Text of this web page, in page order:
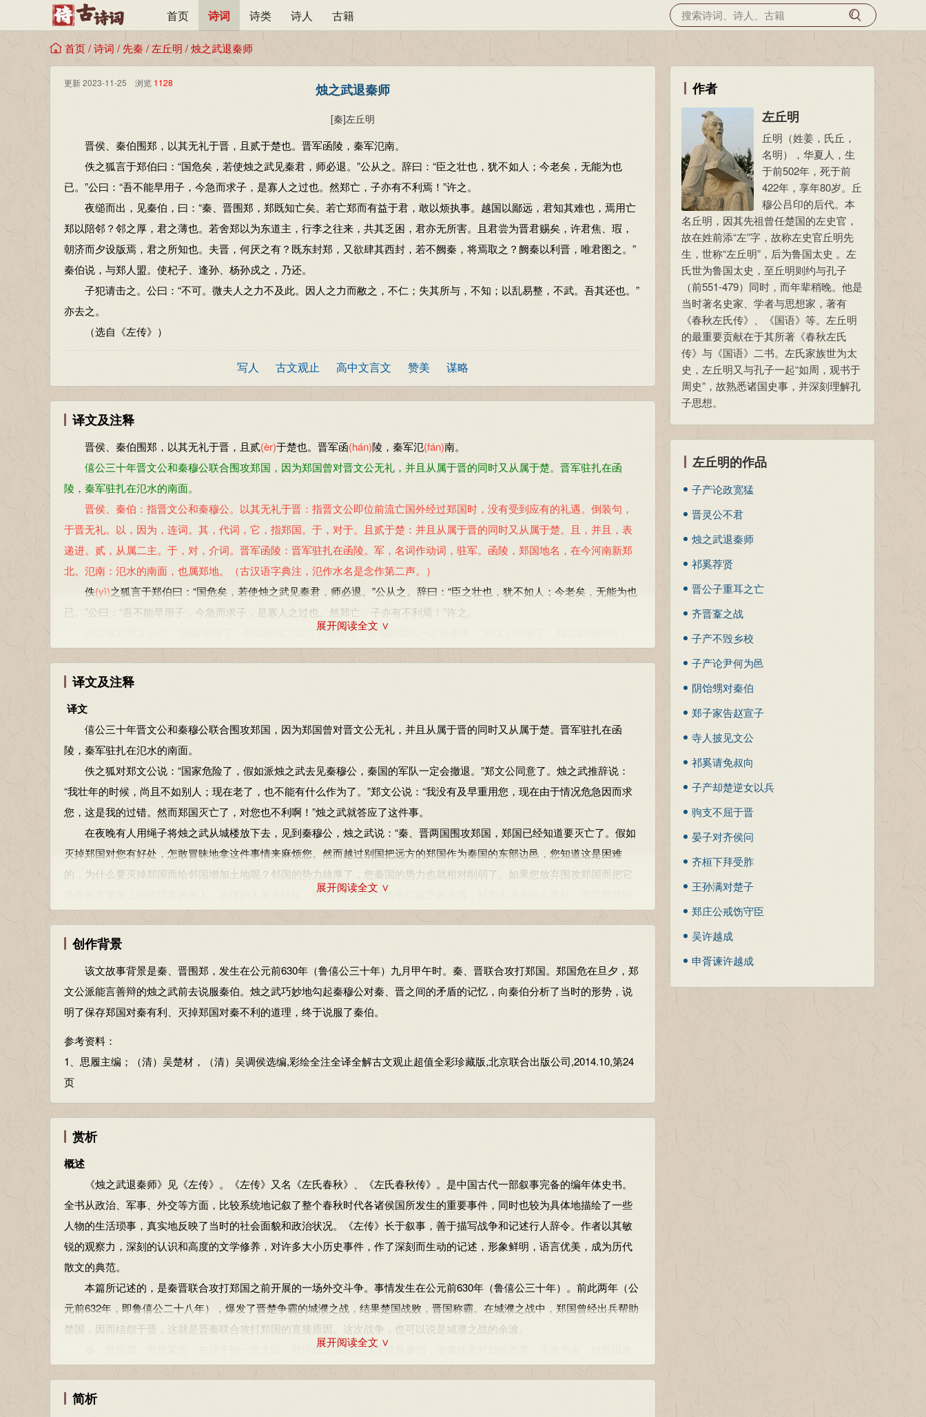
首页 诗词 诗类 诗人 古籍
首页/诗词 / 先秦 / 左丘明 /烛之武退秦师
更新 2023-11-25 浏览 1128 烛之武退秦师
[秦]左丘明
晋侯、秦伯围郑，以其无礼于晋，且贰于楚也。晋军函陵，秦军氾南。
佚之狐言于郑伯曰：“国危矣，若使烛之武见秦君，师必退。”公从之。辞曰：“臣之壮也，犹不如人；今老矣，无能为也
已。”公曰：“吾不能早用子，今急而求子，是寡人之过也。然郑亡，子亦有不利焉！”许之。
夜缒而出，见秦伯，曰：“秦、晋围郑，郑既知亡矣。若亡郑而有益于君，敢以烦执事。越国以鄙远，君知其难也，焉用亡
郑以陪邻？邻之厚，君之薄也。若舍郑以为东道主，行李之往来，共其乏困，君亦无所害。且君尝为晋君赐矣，许君焦、瑕，
朝济而夕设版焉，君之所知也。夫晋，何厌之有？既东封郑，又欲肆其西封，若不阙秦，将焉取之？阙秦以利晋，唯君图之。”
秦伯说，与郑人盟。使杞子、逢孙、杨孙戍之，乃还。
子犯请击之。公曰：“不可。微夫人之力不及此。因人之力而敝之，不仁；失其所与，不知；以乱易整，不武。吾其还也。”
亦去之。
（选自《左传》）
写人 古文观止 高中文言文 赞美 谋略
译文及注释
晋侯、秦伯围郑，以其无礼于晋，且贰(èr)于楚也。晋军函(hán)陵，秦军氾(fán)南。
僖公三十年晋文公和秦穆公联合围攻郑国，因为郑国曾对晋文公无礼，并且从属于晋的同时又从属于楚。晋军驻扎在函
陵，秦军驻扎在氾水的南面。
晋侯、秦伯：指晋文公和秦穆公。以其无礼于晋：指晋文公即位前流亡国外经过郑国时，没有受到应有的礼遇。倒装句，
于晋无礼。以，因为，连词。其，代词，它，指郑国。于，对于。且贰于楚：并且从属于晋的同时又从属于楚。且，并且，表
递进。贰，从属二主。于，对，介词。晋军函陵：晋军驻扎在函陵。军，名词作动词，驻军。函陵，郑国地名，在今河南新郑
北。氾南：氾水的南面，也属郑地。（古汉语字典注，氾作水名是念作第二声。）
佚(yì)之狐言于郑伯曰：“国危矣，若使烛之武见秦君，师必退。”公从之。辞曰：“臣之壮也，犹不如人；今老矣，无能为也
已。”公曰：“吾不能早用子，今急而求子，是寡人之过也。然郑亡，子亦有不利焉！”许之。
佚之狐对郑文公说：“国家危险了，假如派烛之武去见秦穆公，秦国的军队一定会撤退。”郑文公同意了。烛之武推辞说：
“我壮年的时候，尚且不如别人；现在老了，也不能有什么作为了。”郑文公说：“我没有及早重用您，现在由于情况危急因而求
您，这是我的过错。然而郑国灭亡了，对您也不利啊！”烛之武就答应了这件事。
能为也已：不能干什么了。为，做。已，同“矣”，语气词，了。用：任用。是寡人之过也：这是我的过错。是，这。过，过错。
然：然而。许之：答应这件事。许，答应。
夜缒(zhuì)而出，见秦伯，曰：“秦、晋围郑，郑既知亡矣。若亡郑而有益于君，敢以烦执事。越国以鄙
也，焉用亡郑以陪邻？邻之厚，君之薄也。若舍郑以为东道主，行李之往来，共
(gōng)其乏困，君亦无所害。且君尝为晋君赐
矣，许君焦、瑕 (xiá)，朝济而夕设版焉，君之所知也。夫晋，何厌之有？既东封郑，又欲肆其西封，若不阙 (quē)秦，将焉取
之？阙秦以利晋，唯君图之。”秦伯说 (yuè)，与郑人盟。使杞(qǐ)子、逢 (páng)孙、杨孙戍之，乃还。
在夜晚有人用绳子将烛之武从城楼放下去，见到秦穆公，烛之武说：“秦、晋两国围攻郑国，郑国已经知道要灭亡了。假如
灭掉郑国对您有好处，怎敢冒昧地拿这件事情来麻烦您。然而越过别国把远方的郑国作为秦国的东部边邑，您知道这是困难
的，为什么要灭掉郑国而给邻国增加土地呢？邻国的势力雄厚了，您秦国的势力也就相对削弱了。如果您放弃围攻郑国而把它
给予晋惠公恩惠，惠公曾经答应给您焦、瑕二座城池。然而惠公早上渡过黄河回国，晚上就在那里筑城防御，这是您所知道
的。晋国，怎么会有满足的时候呢？现在它已经在东边使郑国成为它的边境，又想要向西扩大边界。如果不使秦国土地亏损，
它到哪里去夺取土地？削弱秦国对晋国有利，希望您还是多多考虑这件事！”秦伯非常高兴，就与郑国签订了盟约。派遣杞子、
逢孙、杨孙戍守郑国，秦伯就回国了。
缒：用绳子拴着人（或物）从上往下运。既：已经。敢以烦执事：冒昧地拿（亡郑这件事）麻烦您手下的人。这是客气的
邻：邻国，指晋国。邻之厚，君之薄也：邻国的势力雄厚了，您秦国的势力也就相对削弱了。之：主谓之间取消句子独立性。
厚，雄厚。若舍郑以为东道主：如果您放弃围攻郑国而把它作为东方道路上（招待过客）的主人。舍：放弃（围郑）。行李：
古今异义，出使的人。共其乏困：供给他们缺乏的东西。共，通“供”，供给。其：代指使者。尝：曾经。为：给予。赐：恩惠。
早晨。厌：通“餍”，满足。东封郑：在东边让郑国成为晋国的边境。封，疆界。这里作用动词。肆其西封：扩展它西边的疆界。
在古汉语词典中明确标注为“缺”音，仁者见仁智者见智。说：“说”同“悦”，喜欢，高兴。
子犯请击之。公曰：“不可。微夫人之力不及此。因人之力而敝之，不仁；失其所与，不知(zhì)；以乱易整，不武。吾其还
也。”亦去之。
晋国大夫子犯请求出兵攻击秦军。晋文公说：“不行！如不是秦国国君的力量，就没有我的今天。依靠别人的力量而又反过
来损害他，这是不仁义的；失掉自己的同盟者，这是不明智的；用混乱相攻取代联合一致，是不符合武德的。我们还是回去
吧！”晋军也就离开了郑国。
微：没有。夫人：远指代词，那人，指秦穆公。因人之力而敝之，不仁：依靠别人的力量，又返回来损害他，这是不仁道
的。因：依靠。敝，损害。与，结交，亲附。知：通“智”。以乱易整，不武：用混乱相攻取代联合一致，是不符合武德的。易，
代替。武，指使用武力是所应遵守的道义准则。不武，不符合武德。整，指一致的步调。吾其还也：我们还是回去吧。其，表
1、卢银中主编．高中文言文全解全析（必修1-5）．长沙：湖南少年儿童出版社，2012年10月：4-8
展开阅读全文 ∨
译文及注释
译文
僖公三十年晋文公和秦穆公联合围攻郑国，因为郑国曾对晋文公无礼，并且从属于晋的同时又从属于楚。晋军驻扎在函
陵，秦军驻扎在氾水的南面。
佚之狐对郑文公说：“国家危险了，假如派烛之武去见秦穆公，秦国的军队一定会撤退。”郑文公同意了。烛之武推辞说：
“我壮年的时候，尚且不如别人；现在老了，也不能有什么作为了。”郑文公说：“我没有及早重用您，现在由于情况危急因而求
您，这是我的过错。然而郑国灭亡了，对您也不利啊！”烛之武就答应了这件事。
在夜晚有人用绳子将烛之武从城楼放下去，见到秦穆公，烛之武说：“秦、晋两国围攻郑国，郑国已经知道要灭亡了。假如
灭掉郑国对您有好处，怎敢冒昧地拿这件事情来麻烦您。然而越过别国把远方的郑国作为秦国的东部边邑，您知道这是困难
的，为什么要灭掉郑国而给邻国增加土地呢？邻国的势力雄厚了，您秦国的势力也就相对削弱了。如果您放弃围攻郑国而把它
当作东方道路上招待过客的主人，出使的人来来往往，郑国可以随时供给他们缺乏的东西，对您也没有什么害处。而且您曾经
给予晋惠公恩惠，惠公曾经答应给您焦、瑕二座城池。然而惠公早上渡过黄河回国，晚上就在那里筑城防御，这是您所知道
的。晋国，怎么会有满足的时候呢？现在它已经在东边使郑国成为它的边境，又想要向西扩大边界。如果不使秦国土地亏损，
逢孙、杨孙戍守郑国，秦伯就回国了。
晋国大夫子犯请求出兵攻击秦军。晋文公说：“不行！如不是秦国国君的力量，就没有我的今天。依靠别人的力量而又反过
来损害他，这是不仁义的；失掉自己的同盟者，这是不明智的；用混乱相攻取代联合一致，是不符合武德的。我们还是回去
吧！”晋军也就离开了郑国。
注释
晋侯、秦伯：指晋文公和秦穆公。
以其无礼于晋：指晋文公即位前流亡国外经过郑国时，没有受到应有的礼遇。倒装句，于晋无礼。以，因为，连词。其，代
词，它，指郑国。于，对于。
且贰于楚：并且从属于晋的同时又从属于楚。且，并且，表递进。贰，从属二主。于，对，介词。
晋军函陵：晋军驻扎在函陵。军，名词作动词，驻军。函陵，郑国地名，在今河南新郑北。
氾（fán）南：氾水的南面，也属郑地。（古汉语字典注，氾作水名是念作第二声。）
佚（yì）之狐：郑国大夫。
若：假如。使：派。见：拜见进见。从：听从。
辞：推辞。
臣之壮也：我壮年的时候。
犹：尚且。
无能为也已：不能干什么了。为，做。已，同“矣”，语气词，了。
用：任用。
许之：答应这件事。许，答应。
展开阅读全文 ∨
创作背景
该文故事背景是秦、晋围郑，发生在公元前630年（鲁僖公三十年）九月甲午时。秦、晋联合攻打郑国。郑国危在旦夕，郑
文公派能言善辩的烛之武前去说服秦伯。烛之武巧妙地勾起秦穆公对秦、晋之间的矛盾的记忆，向秦伯分析了当时的形势，说
明了保存郑国对秦有利、灭掉郑国对秦不利的道理，终于说服了秦伯。
参考资料：
1、思履主编；（清）吴楚材，（清）吴调侯选编,彩绘全注全译全解古文观止超值全彩珍藏版,北京联合出版公司,2014.10,第24
页
赏析
概述
《烛之武退秦师》见《左传》。《左传》又名《左氏春秋》、《左氏春秋传》。是中国古代一部叙事完备的编年体史书。
全书从政治、军事、外交等方面，比较系统地记叙了整个春秋时代各诸侯国所发生的重要事件，同时也较为具体地描绘了一些
人物的生活琐事，真实地反映了当时的社会面貌和政治状况。《左传》长于叙事，善于描写战争和记述行人辞令。作者以其敏
锐的观察力，深刻的认识和高度的文学修养，对许多大小历史事件，作了深刻而生动的记述，形象鲜明，语言优美，成为历代
散文的典范。
本篇所记述的，是秦晋联合攻打郑国之前开展的一场外交斗争。事情发生在公元前630年（鲁僖公三十年）。前此两年（公
元前632年，即鲁僖公二十八年），爆发了晋楚争霸的城濮之战，结果楚国战败，晋国称霸。在城濮之战中，郑国曾经出兵帮助
楚国，因而结怨于晋，这就是晋秦联合攻打郑国的直接原因。这次战争，也可以说是城濮之战的余波。
秦、晋围郑，形势紧迫，在这千钧一发之际，郑臣烛之武仅凭口舌说服秦伯，使秦转变对郑的态度，化敌为友，对晋以友
无益。秦对郑鞭长莫及，若以郑为东道主，就为秦称霸提供了住、食等种种方便，更何况“亡郑以陪邻”，这对秦有什么好处呢?
展开阅读全文 ∨
简析
作者
左丘明
丘明（姓姜，氏丘，
名明），华夏人，生
于前502年，死于前
422年，享年80岁。丘
穆公吕印的后代。本
名丘明，因其先祖曾任楚国的左史官，
故在姓前添“左”字，故称左史官丘明先
生，世称“左丘明”，后为鲁国太史 。左
氏世为鲁国太史，至丘明则约与孔子
（前551-479）同时，而年辈稍晚。他是
当时著名史家、学者与思想家，著有
《春秋左氏传》、《国语》等。左丘明
的最重要贡献在于其所著《春秋左氏
传》与《国语》二书。左氏家族世为太
史，左丘明又与孔子一起“如周，观书于
周史”，故熟悉诸国史事，并深刻理解孔
子思想。
左丘明的作品
子产论政宽猛
晋灵公不君
烛之武退秦师
祁奚荐贤
晋公子重耳之亡
齐晋鞌之战
子产不毁乡校
子产论尹何为邑
阴饴甥对秦伯
郑子家告赵宣子
寺人披见文公
祁奚请免叔向
子产却楚逆女以兵
驹支不屈于晋
晏子对齐侯问
齐桓下拜受胙
王孙满对楚子
郑庄公戒饬守臣
吴许越成
申胥谏许越成